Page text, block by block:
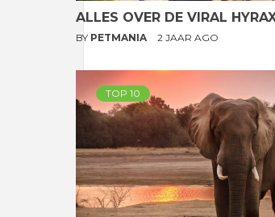
ALLES OVER DE VIRAL
BY PETMANIA 2 JAAR AGO
TOP 10